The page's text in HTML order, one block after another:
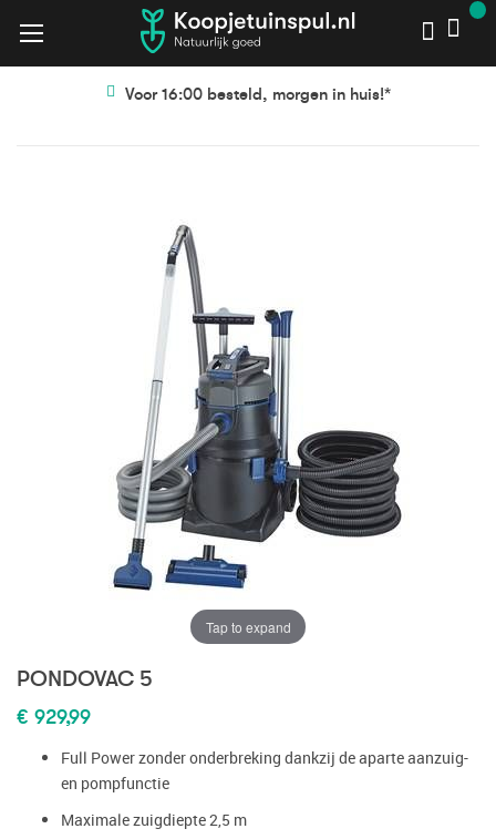
Voor 16:00 besteld, morgen in huis!*
PONDOVAC 5
€ 929,99
Full Power zonder onderbreking dankzij de aparte aanzuig-
en pompfunctie
Maximale zuigdiepte 2,5 m
Tap to expand